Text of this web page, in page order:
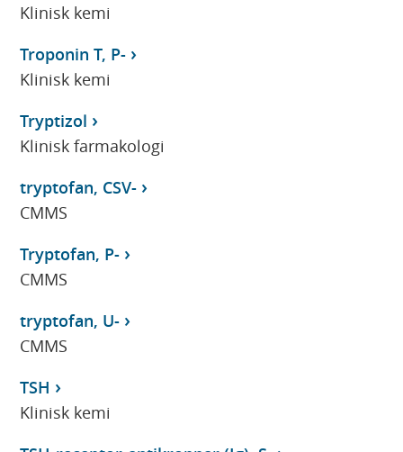
Klinisk kemi
Troponin T, P-
Klinisk kemi
Tryptizol
Klinisk farmakologi
tryptofan, CSV-
CMMS
Tryptofan, P-
CMMS
tryptofan, U-
CMMS
TSH
Klinisk kemi